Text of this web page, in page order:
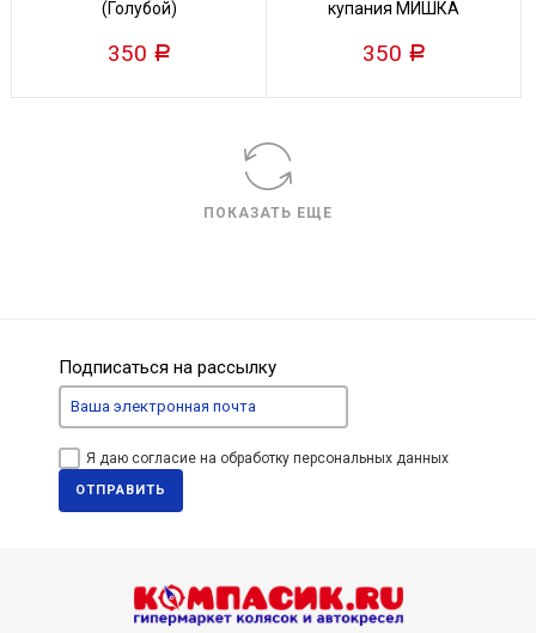
(Голубой)
350 Р
купания МИШКА
350 Р
ПОКАЗАТЬ ЕЩЕ
Подписаться на рассылку
Я даю согласие на обработку персональных данных
ОТПРАВИТЬ